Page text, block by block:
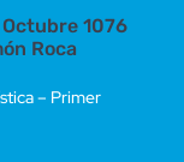
1076
Roca
– Primer